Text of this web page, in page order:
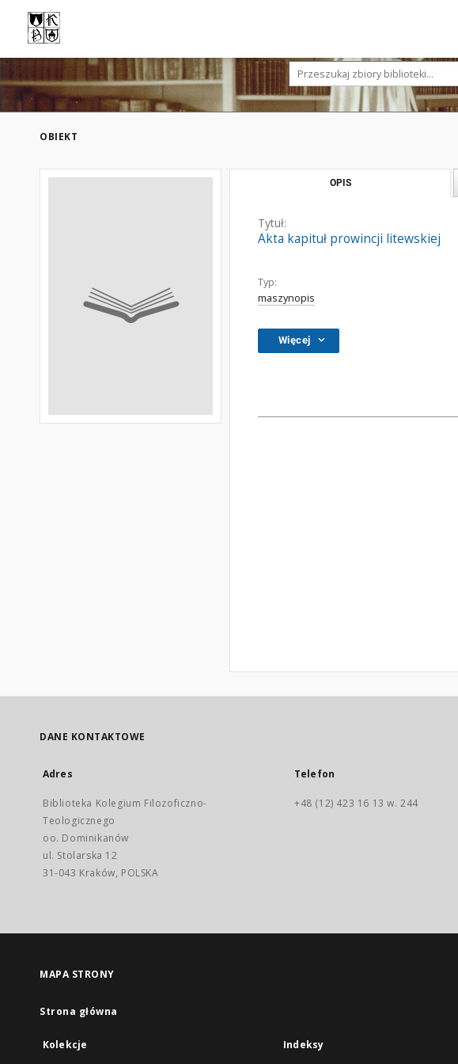
OBIEKT
OPIS
Tytuł:
Akta kapituł prowincji litewskiej
Typ:
maszynopis
Więcej
DANE KONTAKTOWE
Adres
Biblioteka Kolegium Filozoficzno-
Teologicznego
oo. Dominikanów
ul. Stolarska 12
31-043 Kraków, POLSKA
Telefon
+48 (12) 423 16 13 w. 244
MAPA STRONY
Strona główna
Kolekcje Indeksy